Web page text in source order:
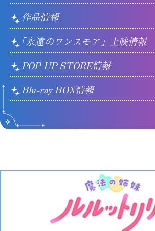
作品情報
「永遠のワンスモア」上映情報
POP UP STORE情報
Blu-ray BOX情報